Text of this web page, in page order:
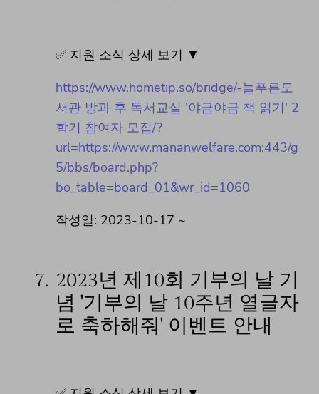
✅ 지원 소식 상세 보기 ▼
https://www.hometip.so/bridge/-늘푸른도
서관 방과 후 독서교실 '야금야금 책 읽기' 2
학기 참여자 모집/?
url=https://www.mananwelfare.com:443/g
5/bbs/board.php?
bo_table=board_01&wr_id=1060
작성일: 2023-10-17 ~
7. 2023년 제10회 기부의 날 기
념 '기부의 날 10주년 열글자
로 축하해줘' 이벤트 안내